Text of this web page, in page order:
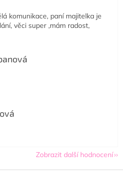
komunikace, paní majitelka je
věci super ,mám radost,
je 5 z 5 hvězdiček.
je 5 z 5 hvězdiček.
Zobrazit další hodnocení